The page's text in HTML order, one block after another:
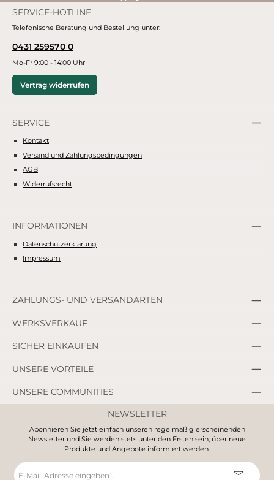
SERVICE-HOTLINE
Telefonische Beratung und Bestellung unter:
0431 259570 0
Mo-Fr 9:00 - 14:00 Uhr
Vertrag widerrufen
SERVICE
Kontakt
Versand und Zahlungsbedingungen
AGB
Widerrufsrecht
INFORMATIONEN
Datenschutzerklärung
Impressum
ZAHLUNGS- UND VERSANDARTEN
WERKSVERKAUF
SICHER EINKAUFEN
UNSERE COMMUNITIES
UNSERE VORTEILE
NEWSLETTER
Abonnieren Sie jetzt einfach unseren regelmäßig erscheinenden
Newsletter und Sie werden stets unter den Ersten sein, über neue
Produkte und Angebote informiert werden.
E-
Mail-